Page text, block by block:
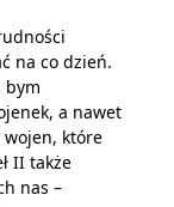
na co dzień.
bym
a nawet
które
II także
nas –